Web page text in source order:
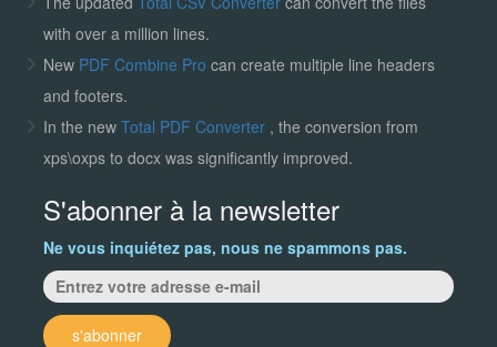
with over a million lines.
New PDF Combine Pro can create multiple line headers
and footers.
In the new Total PDF Converter , the conversion from
xps\oxps to docx was significantly improved.
S'abonner à la newsletter
Ne vous inquiétez pas, nous ne spammons pas.
s'abonner